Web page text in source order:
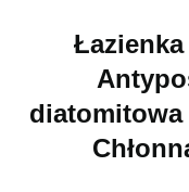
diatomitowa